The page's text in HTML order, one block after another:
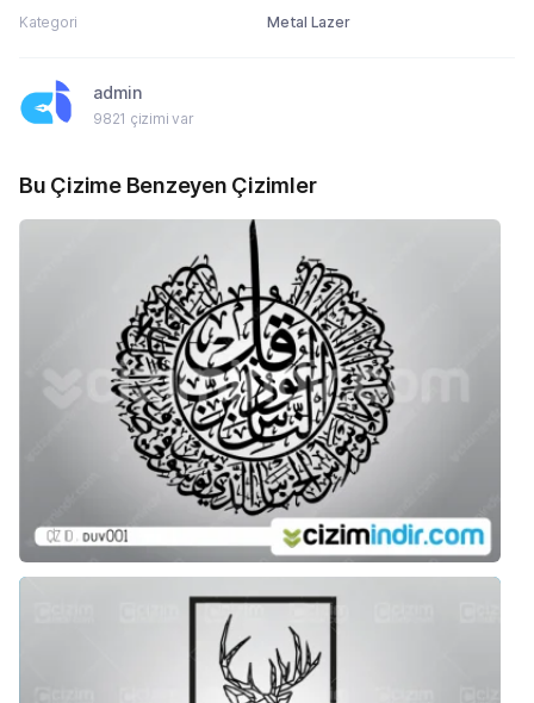
Kategori
Metal Lazer
admin
9821 çizimi var
Bu Çizime Benzeyen Çizimler